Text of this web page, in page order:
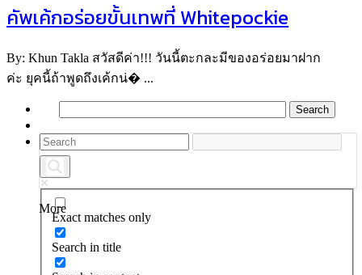
คัพเค้กอร่อยขั้นเทพที่ Whitepockie
By: Khun Takla สวัสดีค่า!!! วันนี้ตะกละมีของอร่อยมาฝาก
ค่ะ ยุคนี้ถ้าพูดถึงเค้กน่� ...
More
Exact matches only
Search in title